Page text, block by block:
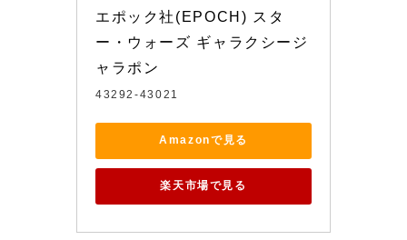
エポック社(EPOCH) スタ
ー・ウォーズ ギャラクシージ
ャラポン
43292-43021
Amazonで見る
楽天市場で見る